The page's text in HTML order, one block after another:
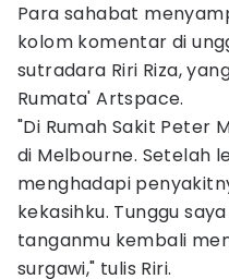
Para sahabat
kolom komentar di
sutradara Riri Riza,
Rumata' Artspace.
"Di Rumah Sakit Peter
di Melbourne. Setelah
menghadapi
kekasihku. Tunggu
tanganmu kembali
surgawi," tulis Riri.